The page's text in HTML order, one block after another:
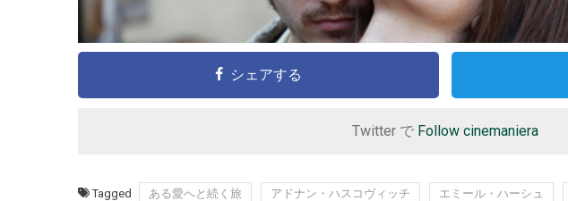
シェアする
Twitter で Follow cinemaniera
Tagged ある愛へと続く旅 アドナン・ハスコヴィッチ エミール・ハーシュ